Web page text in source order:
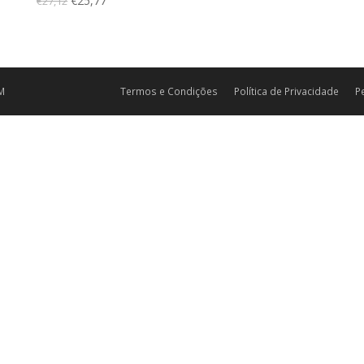
Termos e Condições Política de Privacidade